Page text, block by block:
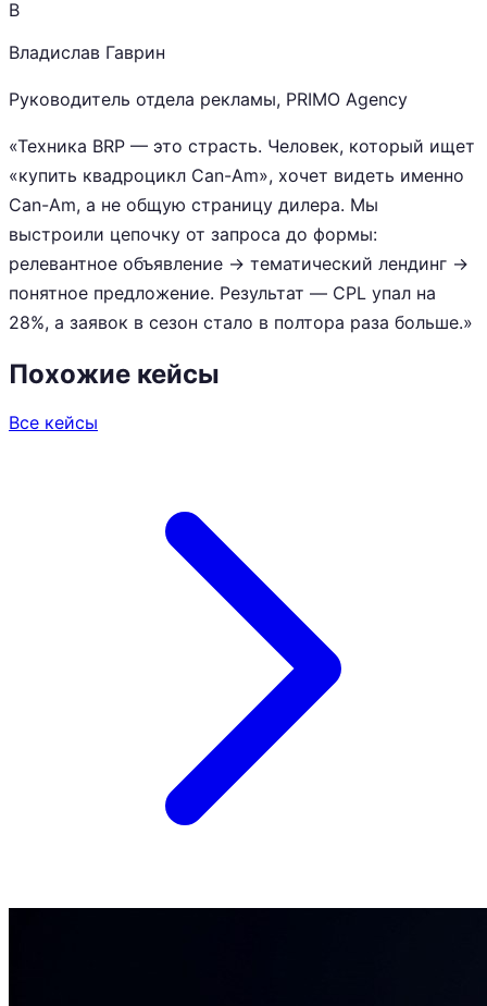
В
Владислав Гаврин
Руководитель отдела рекламы, PRIMO Agency
«Техника BRP — это страсть. Человек, который ищет
«купить квадроцикл Can-Am», хочет видеть именно
Can-Am, а не общую страницу дилера. Мы
выстроили цепочку от запроса до формы:
релевантное объявление → тематический лендинг →
понятное предложение. Результат — CPL упал на
28%, а заявок в сезон стало в полтора раза больше.»
Похожие кейсы
Все кейсы